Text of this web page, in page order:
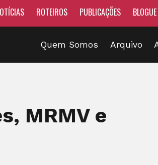
ROTEIROS PUBLICAÇÕES BLOGUE
Quem Somos Arquivo
MRMV e